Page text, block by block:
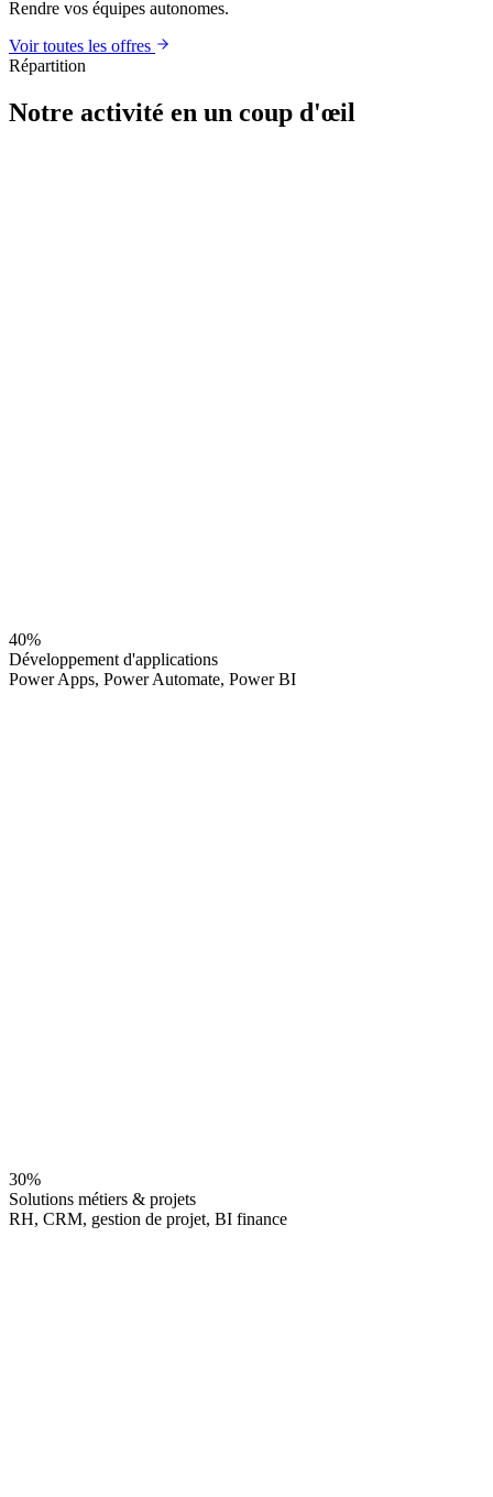
Rendre vos équipes autonomes.
Voir toutes les offres
Répartition
Notre activité en un coup d'œil
40%
Développement d'applications
Power Apps, Power Automate, Power BI
30%
Solutions métiers & projets
RH, CRM, gestion de projet, BI finance